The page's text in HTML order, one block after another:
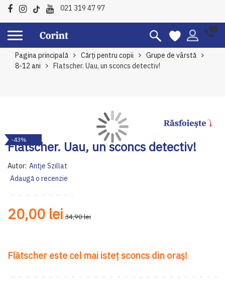
021 319 47 97
Pagina principală Cărți pentru copii
Grupe de vârstă
8-12 ani
Flatscher. Uau, un sconcs detectiv!
Flatscher. Uau, un sconcs detectiv!
Autor: Antje Szillat
Adaugă o recenzie
20,00 lei 34,90 lei
Flätscher este cel mai isteț sconcs din oraș!
to
the
end
of
the
images
-43%